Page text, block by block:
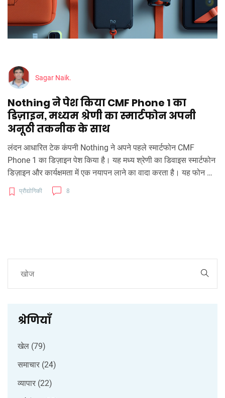
Sagar Naik.
Nothing ने पेश किया CMF Phone 1 का
डिज़ाइन, मध्यम श्रेणी का स्मार्टफोन अपनी
अनूठी तकनीक के साथ
लंदन आधारित टेक कंपनी Nothing ने अपने पहले स्मार्टफोन CMF
Phone 1 का डिज़ाइन पेश किया है। यह मध्य श्रेणी का डिवाइस स्मार्टफोन
डिज़ाइन और कार्यक्षमता में एक नयापन लाने का वादा करता है। यह फोन चार
रंगों में उपलब्ध होगा - काला, नारंगी, हल्का हरा, और नीला, और इसकी कीमत
₹20,000 से कम होगी। फोन 8 जुलाई को लॉन्च किया जाएगा।
प्रौद्योगिकी 8
श्रेणियाँ
खेल (79)
समाचार (24)
व्यापार (22)